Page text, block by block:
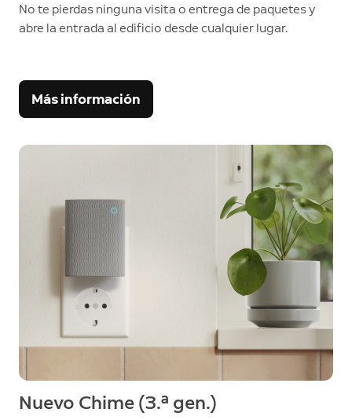
No te pierdas ninguna visita o entrega de paquetes y
abre la entrada al edificio desde cualquier lugar.
Más información
Nuevo Chime (3.ª gen.)